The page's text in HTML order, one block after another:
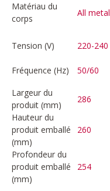
Matériau du
corps
All metal
Tension (V) 220-240
Fréquence (Hz)
50/60
Largeur du
produit (mm)
286
Hauteur du
produit emballé
(mm)
260
Profondeur du
produit emballé
(mm)
254